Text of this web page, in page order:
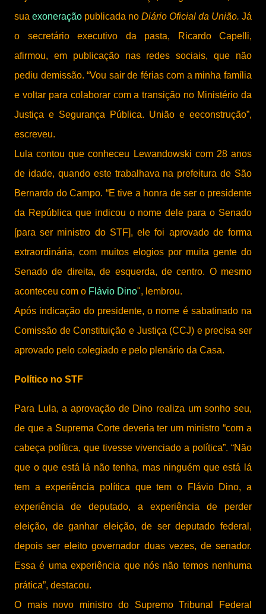
sua exoneração publicada no Diário Oficial da União. Já
o secretário executivo da pasta, Ricardo Capelli,
afirmou, em publicação nas redes sociais, que não
pediu demissão. “Vou sair de férias com a minha família
e voltar para colaborar com a transição no Ministério da
Justiça e Segurança Pública. União e eeconstrução”,
escreveu.
Lula contou que conheceu Lewandowski com 28 anos
de idade, quando este trabalhava na prefeitura de São
Bernardo do Campo. “E tive a honra de ser o presidente
da República que indicou o nome dele para o Senado
[para ser ministro do STF], ele foi aprovado de forma
extraordinária, com muitos elogios por muita gente do
Senado de direita, de esquerda, de centro. O mesmo
aconteceu com o Flávio Dino", lembrou.
Após indicação do presidente, o nome é sabatinado na
Comissão de Constituição e Justiça (CCJ) e precisa ser
aprovado pelo colegiado e pelo plenário da Casa.
Político no STF
Para Lula, a aprovação de Dino realiza um sonho seu,
de que a Suprema Corte deveria ter um ministro “com a
cabeça política, que tivesse vivenciado a política”. “Não
que o que está lá não tenha, mas ninguém que está lá
tem a experiência política que tem o Flávio Dino, a
experiência de deputado, a experiência de perder
eleição, de ganhar eleição, de ser deputado federal,
depois ser eleito governador duas vezes, de senador.
Essa é uma experiência que nós não temos nenhuma
prática”, destacou.
O mais novo ministro do Supremo Tribunal Federal